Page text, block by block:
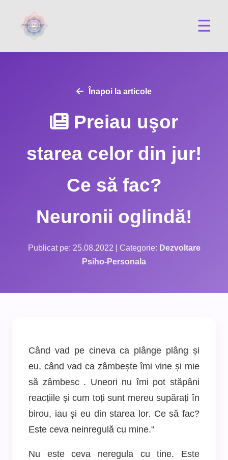
☰
Înapoi la articole
Preiau uşor
starea celor din jur!
Ce să fac?
Neuronii oglindă!
Publicat pe: 25.08.2022 | Categorie: Dezvoltare
Psiho-Personala
Când vad pe cineva ca plânge plâng și
eu, când vad ca zâmbește îmi vine și mie
să zâmbesc . Uneori nu îmi pot stăpâni
reacțiile și cum toți sunt mereu supărați în
birou, iau și eu din starea lor. Ce să fac?
Este ceva neinregulă cu mine."
Nu este ceva neregula cu tine. Este